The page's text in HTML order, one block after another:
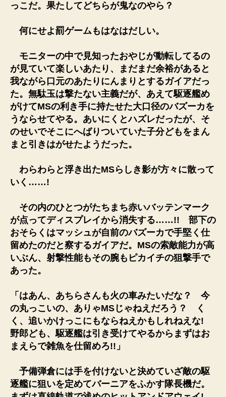
っこだ。果たしてどちらが鬼なのやら？
何にせよ罰ゲームもはなはだしい。
モニターの中で見知ったおやじが動転してるの
が見ていて楽しいあたり、まだまだ余裕があると
我ながら口元のあたりにんまりとするガイアだっ
た。無駄玉は撃たない主義だが、あえて駆逐艦め
がけてMSの利き手に持たせた大口径のバズーカを
うならせてやる。あいにくとハズレだったが、そ
のせいでそこにへばりついていた子分どもをまん
まと引きはがせたようだった。
わらわらと浮き出たMSらしき影が方々に散って
いく……!
その内のひとつがたちまち赤いバッテンマーク
が点ってディスプレイから消失する……!! 部下の
おそらくはマッシュが自前のバズーカで手堅く仕
留めたのだと察するガイアだ。MSの索敵能力が高
いぶん、射撃性能もその腕もピカイチの狙撃手で
あった。
「はあん、あちらさんも火の車みたいだな？ 今
の丸っこいの、ありゃMSじゃねえだろう？ く
く、追いかけっこにもならねえかもしれねえな!
野郎ども、駆逐艦は引き受けてやるからまずはお
まえらで雑魚を仕留めろ!!」
予備弾倉には手を付けないと決めていざ敵の駆
逐艦に狙いを定めてバーニアをふかす隊長機だ。